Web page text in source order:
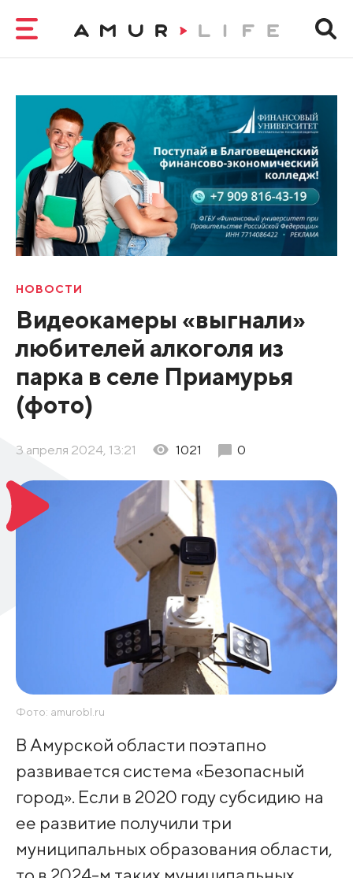
НОВОСТИ
Видеокамеры «выгнали»
любителей алкоголя из
парка в селе Приамурья
(фото)
3 апреля 2024, 13:21 1021 0
Фото: amurobl.ru
В Амурской области поэтапно
развивается система «Безопасный
город». Если в 2020 году субсидию на
ее развитие получили три
муниципальных образования области,